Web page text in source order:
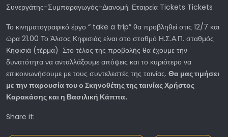
Συνεργάτης-Συμπαραγωγός-Διανομή: Εταιρεία Tickets Tickets
Το κινηματογραφικό έργο “ take a trip” θα προβληθεί στις 12/7 και
ώρα 21.00 Το Άλσος Κηφισιάς είναι στο σταθμό Η.Σ.Α.Π. σταθμός
Κηφισιά (τέρμα) Στο τέλος της προβολής θα έχουμε την
δυνατότητα να ανταλλάξουμε απόψεις και το κυριότερο να
επικοινωνήσουμε με τους συντελεστές της ταινίας. Θα μας τιμήσει
με την παρουσία του ο Σκηνοθέτης της ταινίας Χρήστος
Καρακάσης και η Βασιλική Κάππα.
Share it: